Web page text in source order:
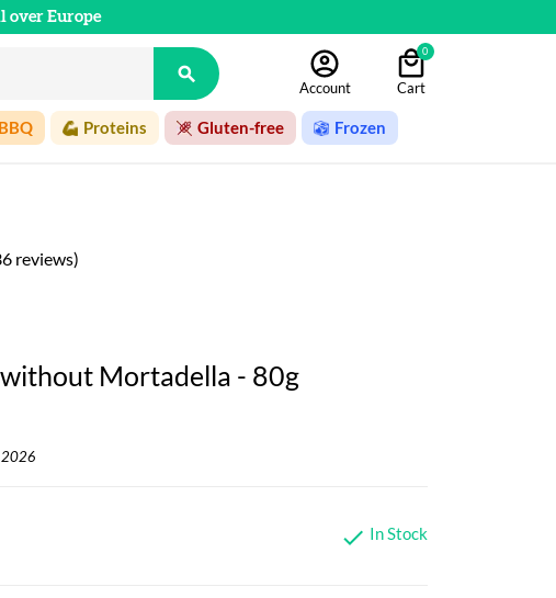
over Europe

Account
0
Cart
BBQ Proteins Gluten-free Frozen
reviews)
without Mortadella - 80g
2026
 In Stock